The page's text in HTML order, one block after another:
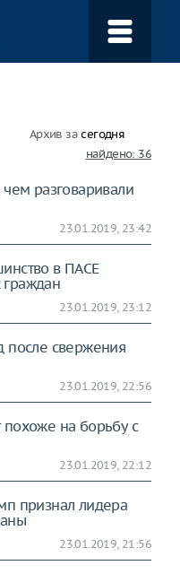
Архив засегодня
найдено: 36
разговаривали
23.01.2019, 23:42
в ПАСЕ
23.01.2019, 23:12
после свержения
23.01.2019, 22:56
похоже на борьбу с
23.01.2019, 22:12
признал лидера
23.01.2019, 21:56